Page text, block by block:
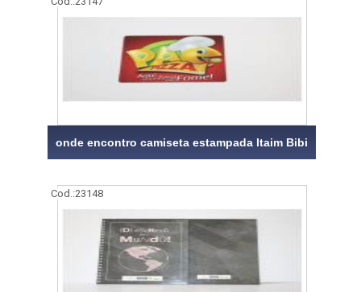
onde encontro camiseta estampada Itaim Bibi
Cod.:23148